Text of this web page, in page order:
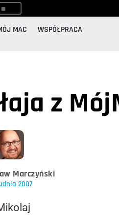
^
MAC WSPÓŁPRACA
z
Marczyński
2007